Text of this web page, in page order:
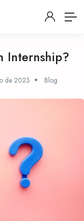
Internship?
de 2023 Blog